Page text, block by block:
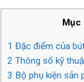
Mục
1 Đặc điểm của
2 Thông số kỹ
3 Bộ phụ kiện sản